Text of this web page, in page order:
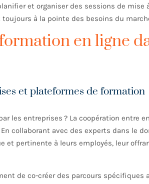
et organiser des sessions de mise
à la pointe des besoins du
en ligne
et plateformes de formation
les entreprises ? La coopération entre
collaborant avec des experts dans le
et pertinente à leurs employés, leur
de co-créer des parcours